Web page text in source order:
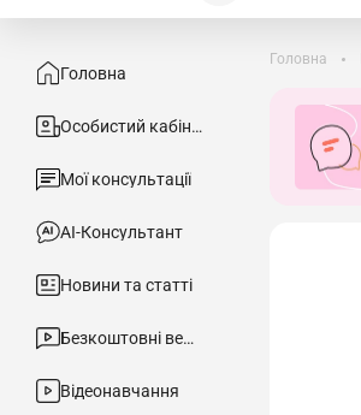
Головна
Особистий кабінет
Мої консультації
АІ-Консультант
Новини та статті
Безкоштовні вебінари
Відеонавчання
Головна